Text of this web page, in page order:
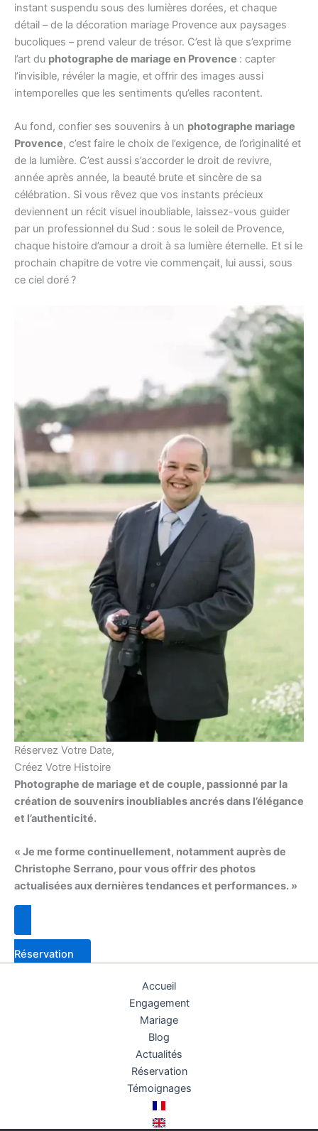
instant suspendu sous des lumières dorées, et chaque
détail – de la décoration mariage Provence aux paysages
bucoliques – prend valeur de trésor. C’est là que s’exprime
l’art du photographe de mariage en Provence : capter
l’invisible, révéler la magie, et offrir des images aussi
intemporelles que les sentiments qu’elles racontent.
Au fond, confier ses souvenirs à un photographe mariage
Provence, c’est faire le choix de l’exigence, de l’originalité et
de la lumière. C’est aussi s’accorder le droit de revivre,
année après année, la beauté brute et sincère de sa
célébration. Si vous rêvez que vos instants précieux
deviennent un récit visuel inoubliable, laissez-vous guider
par un professionnel du Sud : sous le soleil de Provence,
chaque histoire d’amour a droit à sa lumière éternelle. Et si le
prochain chapitre de votre vie commençait, lui aussi, sous
ce ciel doré ?
Réservez Votre Date,
Créez Votre Histoire
Photographe de mariage et de couple, passionné par la
création de souvenirs inoubliables ancrés dans l’élégance
et l’authenticité.
« Je me forme continuellement, notamment auprès de
Christophe Serrano, pour vous offrir des photos
actualisées aux dernières tendances et performances. »
Réservation
Accueil
Engagement
Mariage
Blog
Actualités
Réservation
Témoignages